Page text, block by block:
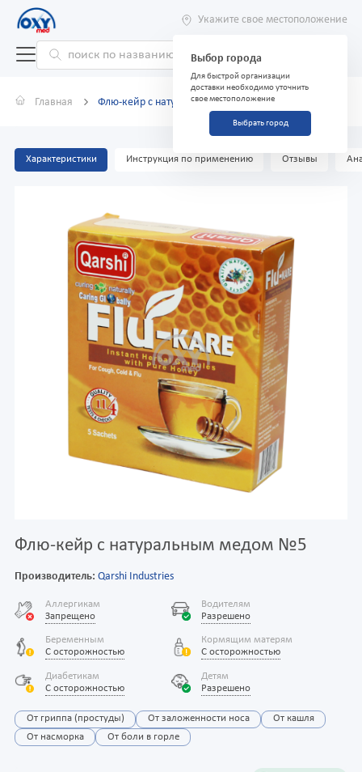
Укажите свое местоположение
Выбор города
Для быстрой организации
доставки необходимо уточнить
свое местоположение
Выбрать город
Главная Флю-кейр с натуральным медом №5
Характеристики Инструкция по применению Отзывы
Флю-кейр с натуральным медом №5
Производитель: Qarshi Industries
Аллергикам
Запрещено
Водителям
Разрешено
Беременным
С осторожностью
Кормящим матерям
С осторожностью
Диабетикам
С осторожностью
Детям
Разрешено
От гриппа (простуды) От заложенности носа
От кашля
От насморка
От боли в горле